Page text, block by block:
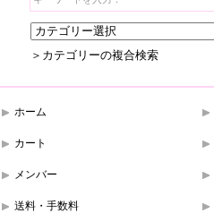
＞カテゴリーの複合検索
ホーム
カート
メンバー
送料・手数料